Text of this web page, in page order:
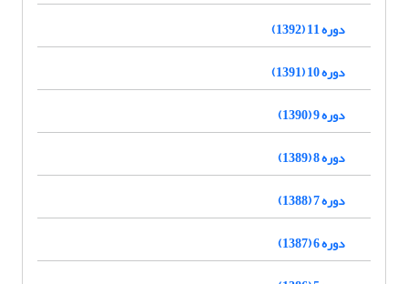
دوره 11 (1392)
دوره 10 (1391)
دوره 9 (1390)
دوره 8 (1389)
دوره 7 (1388)
دوره 6 (1387)